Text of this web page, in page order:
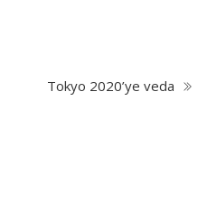
Tokyo 2020’ye veda